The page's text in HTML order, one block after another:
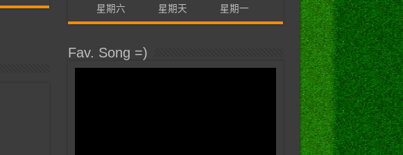
星期六 星期天 星期一
Fav. Song =)